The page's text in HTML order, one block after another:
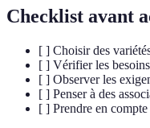
Checklist avant
[ ] Choisir des
[ ] Vérifier les
[ ] Observer les
[ ] Penser à des
[ ] Prendre en